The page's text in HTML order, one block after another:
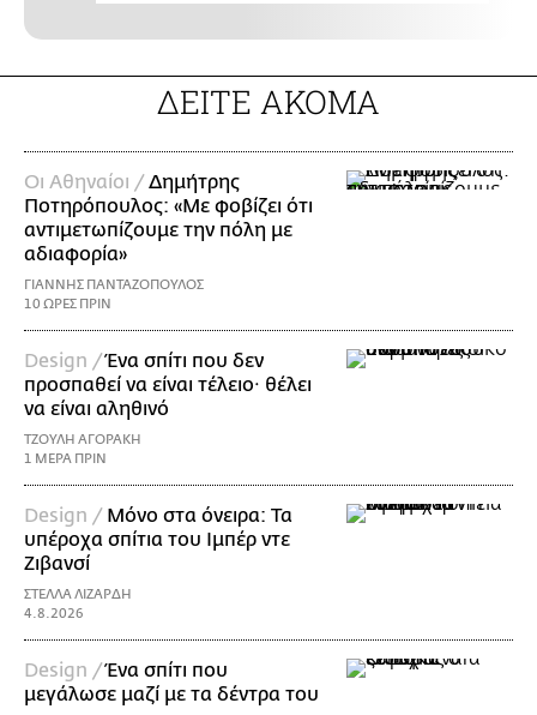
ΔΕΙΤΕ ΑΚΟΜΑ
Οι Αθηναίοι /Δημήτρης
Ποτηρόπουλος: «Με φοβίζει ότι
αντιμετωπίζουμε την πόλη με
αδιαφορία»
ΓΙΑΝΝΗΣ ΠΑΝΤΑΖΟΠΟΥΛΟΣ
10 ΩΡΕΣ ΠΡΙΝ
Design /Ένα σπίτι που δεν
προσπαθεί να είναι τέλειο· θέλει
να είναι αληθινό
ΤΖΟΥΛΗ ΑΓΟΡΑΚΗ
1 ΜΕΡΑ ΠΡΙΝ
Design / Μόνο στα όνειρα: Τα
υπέροχα σπίτια του Ιμπέρ ντε
Ζιβανσί
ΣΤΕΛΛΑ ΛΙΖΑΡΔΗ
4.8.2026
Design /Ένα σπίτι που
μεγάλωσε μαζί με τα δέντρα του